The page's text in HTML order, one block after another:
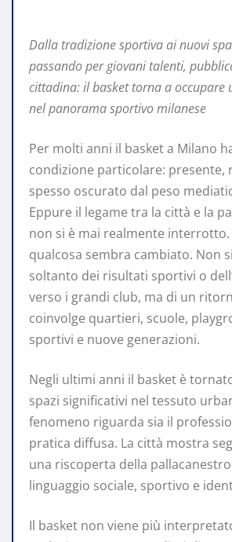
Dalla tradizione sportiva ai nuovi
passando per giovani talenti,
cittadina: il basket torna a occupare
nel panorama sportivo milanese
Per molti anni il basket a Milano
condizione particolare: presente,
spesso oscurato dal peso
Eppure il legame tra la città e la
non si è mai realmente interrotto.
qualcosa sembra cambiato. Non
soltanto dei risultati sportivi o
verso i grandi club, ma di un
coinvolge quartieri, scuole,
sportivi e nuove generazioni.
Negli ultimi anni il basket è
spazi significativi nel tessuto
fenomeno riguarda sia il
pratica diffusa. La città mostra
una riscoperta della
linguaggio sociale, sportivo e
Il basket non viene più